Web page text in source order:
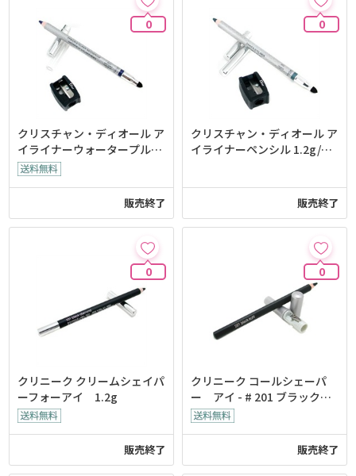
0
クリスチャン・ディオール ア
イライナーウォータープルー
フ - # 254 キャプティベイテ
ィングブルー
販売終了
0
クリスチャン・ディオール ア
イライナーペンシル 1.2g/0.0
販売終了
0
クリニーク クリームシェイパ
ーフォーアイ 1.2g
販売終了
0
クリニーク コールシェーパ
ー アイ - # 201 ブラックコ
ール
販売終了